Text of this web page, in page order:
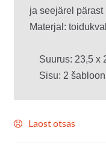
ja seejärel pärast
Materjal:
Suurus: 23,5
Sisu: 2
Laost otsas